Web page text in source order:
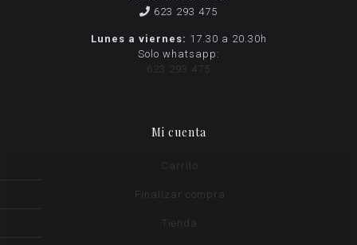
623 293 475
Lunes a viernes: 17.30 a 20.30h
Solo whatsapp:
623 293 475
Mi cuenta
Carrito
Finalizar compra
Tienda